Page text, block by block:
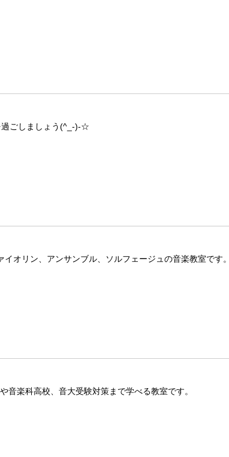
過ごしましょう(^_-)-☆
オリン、アンサンブル、ソルフェージュの音楽教室です。
楽科高校、音大受験対策まで学べる教室です。